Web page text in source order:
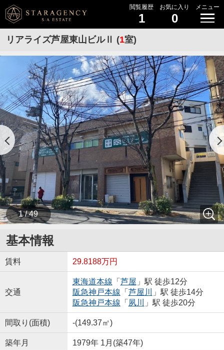
閲覧履歴
1
お気に入り
0
メニュー
リアライズ芦屋東山ビルⅡ (1室)
1 / 49
基本情報
賃料 29.8188万円
交通
東海道本線 「 芦屋 」駅 徒歩12分
阪急神戸本線 「 芦屋川
」駅 徒歩14分
阪急神戸本線 「 夙川 」駅 徒歩20分
間取り(面積) -(149.37㎡)
築年月 1979年 1月(築47年)